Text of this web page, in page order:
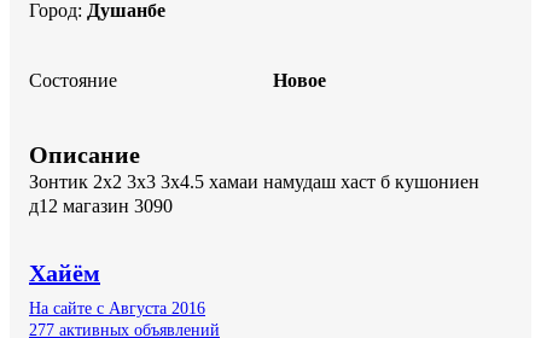
Город: Душанбе
Состояние Новое
Описание
Зонтик 2х2 3х3 3х4.5 хамаи намудаш хаст б кушониен
д12 магазин 3090
Хайём
На сайте с Августа 2016
277 активных объявлений